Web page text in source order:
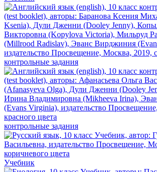
контрольные задания
контрольные задания
Учебник